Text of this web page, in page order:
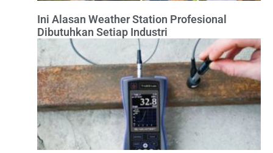
Ini Alasan Weather Station Profesional
Dibutuhkan Setiap Industri